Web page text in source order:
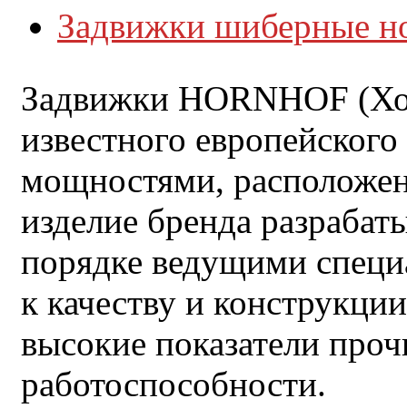
Задвижки шиберные
Задвижки HORNHOF
известного
мощностями,
изделие бренда
порядке ведущими
к качеству и
высокие показатели
работоспособности.